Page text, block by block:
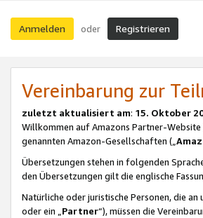
Anmelden oder Registrieren
Vereinbarung zur
zuletzt aktualisiert am: 15. Oktober
Willkommen auf Amazons Partner-Website
genannten Amazon-Gesellschaften („
Übersetzungen stehen in folgenden
den Übersetzungen gilt die englische
Natürliche oder juristische Personen, die
oder ein „Partner“), müssen die